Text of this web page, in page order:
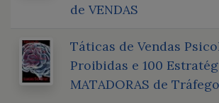
de VENDAS
Táticas de Vendas
Proibidas e 100
MATADORAS de